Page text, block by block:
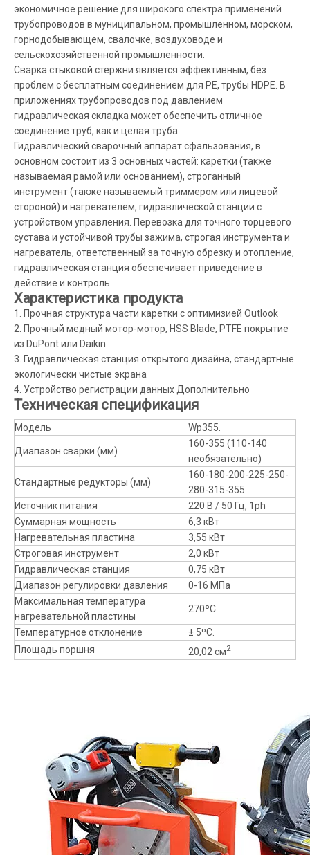
экономичное решение для широкого спектра применений
трубопроводов в муниципальном, промышленном, морском,
горнодобывающем, свалочке, воздуховоде и
сельскохозяйственной промышленности.
Сварка стыковой стержни является эффективным, без
проблем с бесплатным соединением для PE, трубы HDPE. В
приложениях трубопроводов под давлением
гидравлическая складка может обеспечить отличное
соединение труб, как и целая труба.
Гидравлический сварочный аппарат сфальзования, в
основном состоит из 3 основных частей: каретки (также
называемая рамой или основанием), строганный
инструмент (также называемый триммером или лицевой
стороной) и нагревателем, гидравлической станции с
устройством управления. Перевозка для точного торцевого
сустава и устойчивой трубы зажима, строгая инструмента и
нагреватель, ответственный за точную обрезку и отопление,
гидравлическая станция обеспечивает приведение в
действие и контроль.
Характеристика продукта
1. Прочная структура части каретки с оптимизией Outlook
2. Прочный медный мотор-мотор, HSS Blade, PTFE покрытие
из DuPont или Daikin
3. Гидравлическая станция открытого дизайна, стандартные
экологически чистые экрана
4. Устройство регистрации данных Дополнительно
Техническая спецификация
Модель Wp355.
Диапазон сварки (мм)
160-355 (110-140
необязательно)
Стандартные редукторы (мм)
160-180-200-225-250-
280-315-355
Источник питания
220 В / 50 Гц, 1ph
Суммарная мощность
6,3 кВт
Нагревательная пластина
3,55 кВт
Строговая инструмент
2,0 кВт
Гидравлическая станция
0,75 кВт
Диапазон регулировки давления
0-16 МПа
Максимальная температура
нагревательной пластины
270ºC.
Температурное отклонение
± 5ºC.
Площадь поршня
20,02 см2